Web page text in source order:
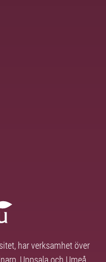
har verksamhet över
Uppsala och Umeå.